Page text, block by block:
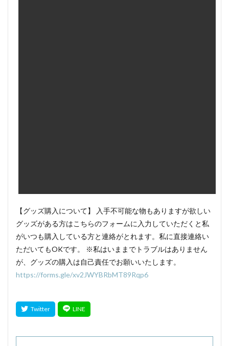
【グッズ購入について】 入手不可能な物もありますが欲しい
グッズがある方はこちらのフォームに入力していただくと私
がいつも購入している方と連絡がとれます。私に直接連絡い
ただいてもOKです。 ※私はいままでトラブルはありません
が、グッズの購入は自己責任でお願いいたします。
https://forms.gle/xv2JWYBRbMT89Rqp6